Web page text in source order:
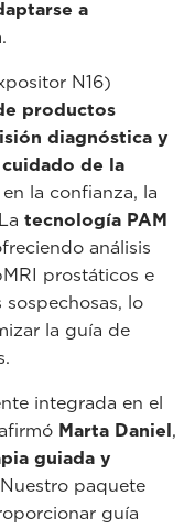
a
.
N16)
productos
diagnóstica y
de la
la confianza, la
tecnología PAM
análisis
prostáticos e
lo
la guía de
integrada en el
Marta Daniel,
guiada y
paquete
guía